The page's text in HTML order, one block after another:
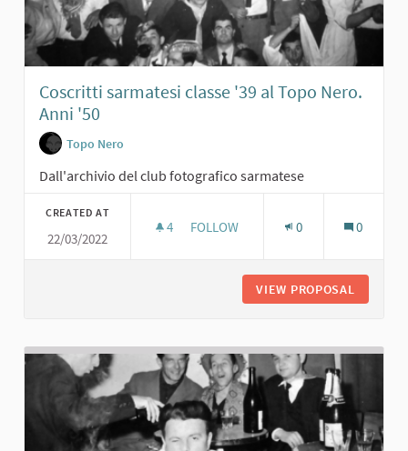
Coscritti sarmatesi classe '39 al Topo Nero.
Anni '50
Topo Nero
Dall'archivio del club fotografico sarmatese
CREATED AT
22/03/2022
4 4 FOLLOWERS
FOLLOW 0 0
VIEW PROPOSAL